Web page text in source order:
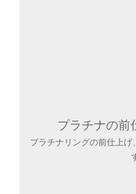
プラチナの前
プラチナリングの前仕上げ